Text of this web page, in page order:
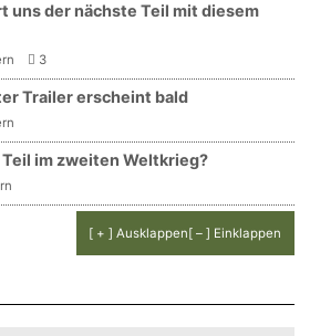
uns der nächste Teil mit diesem
3
Trailer erscheint bald
im zweiten Weltkrieg?
[ + ] Ausklappen[ – ] Einklappen